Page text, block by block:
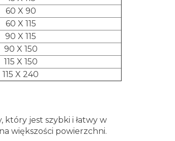
60 X 90
60 X 115
90 X 115
90 X 150
115 X 150
115 X 240
który jest szybki i łatwy w
większości powierzchni.